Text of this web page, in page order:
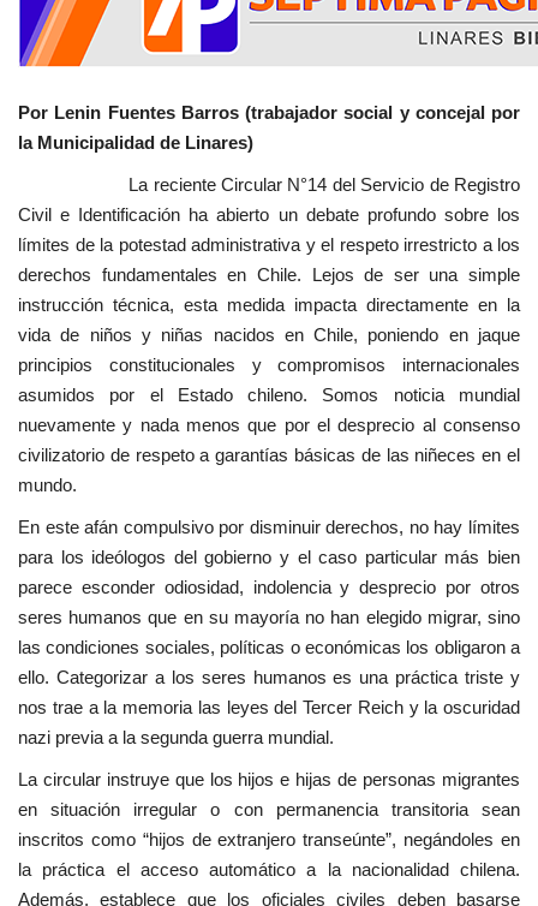
Por Lenin Fuentes Barros (trabajador social y concejal por
la Municipalidad de Linares)
La reciente Circular N°14 del Servicio de Registro
Civil e Identificación ha abierto un debate profundo sobre los
límites de la potestad administrativa y el respeto irrestricto a los
derechos fundamentales en Chile. Lejos de ser una simple
instrucción técnica, esta medida impacta directamente en la
vida de niños y niñas nacidos en Chile, poniendo en jaque
principios constitucionales y compromisos internacionales
asumidos por el Estado chileno. Somos noticia mundial
nuevamente y nada menos que por el desprecio al consenso
civilizatorio de respeto a garantías básicas de las niñeces en el
mundo.
En este afán compulsivo por disminuir derechos, no hay límites
para los ideólogos del gobierno y el caso particular más bien
parece esconder odiosidad, indolencia y desprecio por otros
seres humanos que en su mayoría no han elegido migrar, sino
las condiciones sociales, políticas o económicas los obligaron a
ello. Categorizar a los seres humanos es una práctica triste y
nos trae a la memoria las leyes del Tercer Reich y la oscuridad
nazi previa a la segunda guerra mundial.
La circular instruye que los hijos e hijas de personas migrantes
en situación irregular o con permanencia transitoria sean
inscritos como “hijos de extranjero transeúnte”, negándoles en
la práctica el acceso automático a la nacionalidad chilena.
Además, establece que los oficiales civiles deben basarse